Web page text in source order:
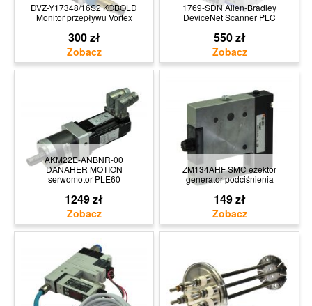
DVZ-Y17348/16S2 KOBOLD
Monitor przepływu Vortex
300 zł
1769-SDN Allen-Bradley
DeviceNet Scanner PLC
550 zł
AKM22E-ANBNR-00
DANAHER MOTION
serwomotor PLE60
1249 zł
ZM134AHF SMC eżektor
generator podciśnienia
149 zł